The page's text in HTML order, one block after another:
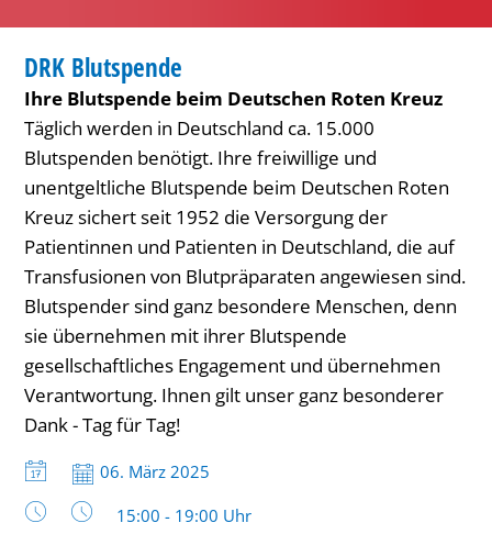
KATEGORIE: BLUTSPENDE
DRK Blutspende
Ihre Blutspende beim Deutschen Roten Kreuz
Täglich werden in Deutschland ca. 15.000
Blutspenden benötigt. Ihre freiwillige und
unentgeltliche Blutspende beim Deutschen Roten
Kreuz sichert seit 1952 die Versorgung der
Patientinnen und Patienten in Deutschland, die auf
Transfusionen von Blutpräparaten angewiesen sind.
Blutspender sind ganz besondere Menschen, denn
sie übernehmen mit ihrer Blutspende
gesellschaftliches Engagement und übernehmen
Verantwortung. Ihnen gilt unser ganz besonderer
Dank - Tag für Tag!
Datum:
06. März 2025
Uhrzeit:
15:00 - 19:00 Uhr